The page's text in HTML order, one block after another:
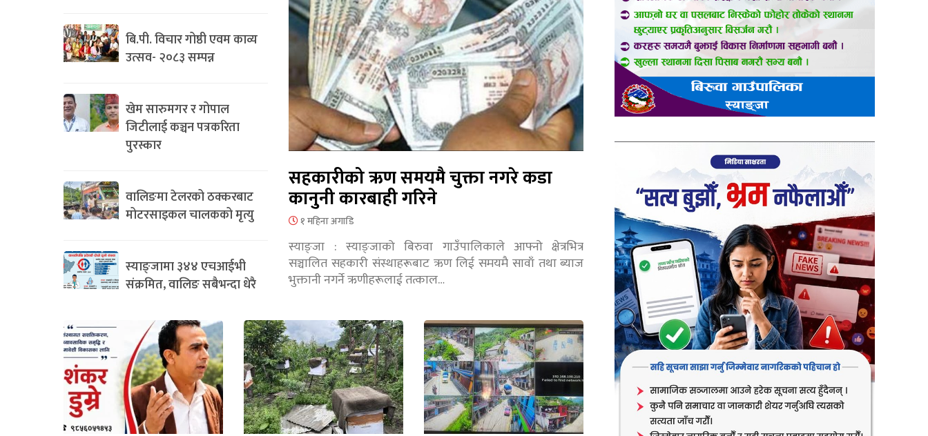
बि.पी. विचार गोष्ठी एवम काव्य
उत्सव- २०८३ सम्पन्न
खेम सारुमगर र गोपाल
जिटीलाई कञ्चन पत्रकरिता
पुरस्कार
वालिङमा टेलरको ठक्करबाट
मोटरसाइकल चालकको मृत्यु
स्याङ्जामा ३४४ एचआईभी
संक्रमित, वालिङ सबैभन्दा धेरै
सहकारीको ऋण समयमै चुक्ता नगरे कडा
कानुनी कारबाही गरिने
१ महिना अगाडि
स्याङ्जा : स्याङ्जाको बिरुवा गाउँपालिकाले आफ्नो क्षेत्रभित्र
सञ्चालित सहकारी संस्थाहरूबाट ऋण लिई समयमै सावाँ तथा ब्याज
भुक्तानी नगर्ने ऋणीहरूलाई तत्काल…